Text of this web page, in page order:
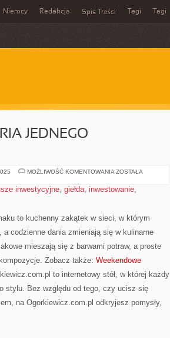
Niemcy Redakcja Spis Treści Tagi Tagi
JEDNEGO
MOŻLIWOŚĆ KOMENTOWANIA DANIA
HISTORIA
ZOSTAŁA
inwestycyjne, giełda, inwestowanie,
to kuchenny zakątek w sieci, w którym
codzienne dania zmieniają się w kulinarne
mieszają się z barwami potraw, a proste
Zobacz także: Weekendowe
to internetowy stół, w której każdy
stylu. Bez względu od tego, czy ucisz się
na Ogorkiewicz.com.pl odkryjesz pomysły,